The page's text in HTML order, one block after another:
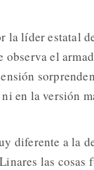
la líder estatal
el
en la versión
diferente a la
las cosas